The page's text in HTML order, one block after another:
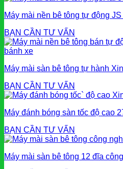
Máy mài nền bê tông tự động
BẠN CẦN TƯ VẤN
Máy mài sàn bê tông tự hành
BẠN CẦN TƯ VẤN
Máy đánh bóng sàn tốc độ cao
BẠN CẦN TƯ VẤN
Máy mài sàn bê tông 12 đĩa